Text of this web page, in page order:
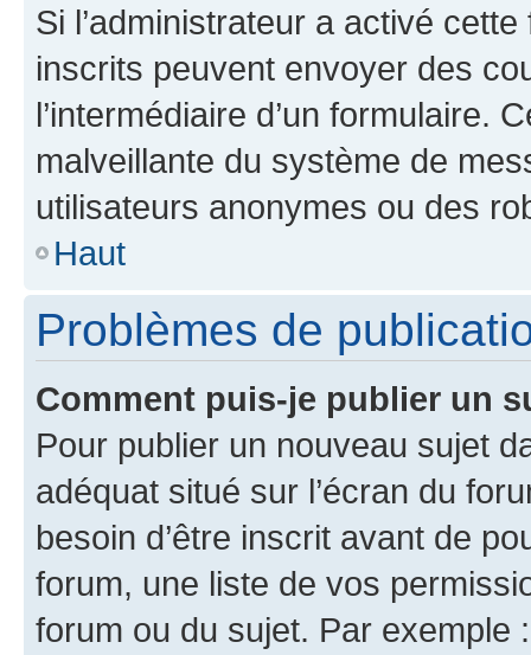
Si l’administrateur a activé
inscrits peuvent envoyer des
l’intermédiaire d’un formulaire.
malveillante du système de
utilisateurs anonymes ou des
Haut
Problèmes de
Comment puis-je publier un
Pour publier un nouveau sujet
adéquat situé sur l’écran du
besoin d’être inscrit avant de
forum, une liste de vos
forum ou du sujet. Par exemple